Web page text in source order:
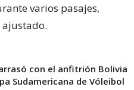
varios pasajes,
con el anfitrión Bolivia
Sudamericana de Vóleibol